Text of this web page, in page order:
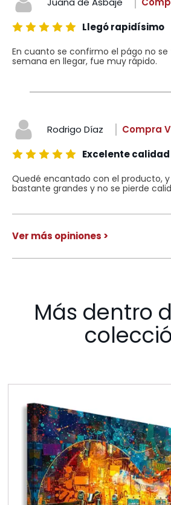
Llegó rapidísimo
En cuanto se confirmo el págo no se
semana en llegar, fue muy rápido.
Rodrigo Díaz
Compra
Excelente
Quedé encantado con el producto,
bastante grandes y no se pierde
Ver más opiniones >
Más dentro